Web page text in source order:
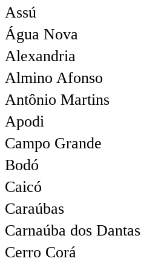
Assú
Água Nova
Alexandria
Almino Afonso
Antônio Martins
Apodi
Campo Grande
Bodó
Caicó
Caraúbas
Carnaúba dos Dantas
Cerro Corá